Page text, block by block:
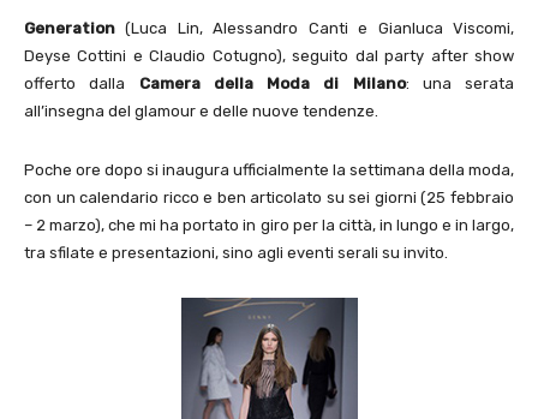
Generation (Luca Lin, Alessandro Canti e Gianluca Viscomi,
Deyse Cottini e Claudio Cotugno), seguito dal party after show
offerto dalla Camera della Moda di Milano: una serata
all’insegna del glamour e delle nuove tendenze.
Poche ore dopo si inaugura ufficialmente la settimana della moda,
con un calendario ricco e ben articolato su sei giorni (25 febbraio
– 2 marzo), che mi ha portato in giro per la città, in lungo e in largo,
tra sfilate e presentazioni, sino agli eventi serali su invito.